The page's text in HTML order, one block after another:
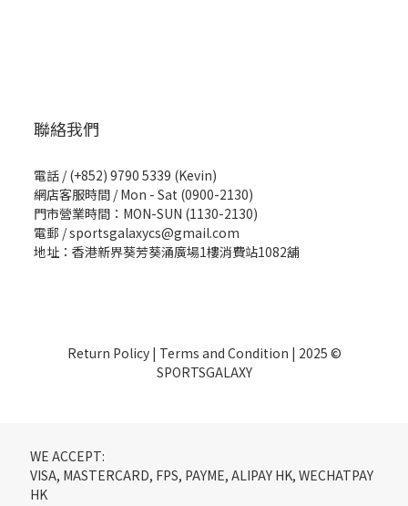
聯絡我們
電話 / (+852) 9790 5339 (Kevin)
網店客服時間 / Mon - Sat (0900-2130)
門市營業時間：MON-SUN (1130-2130)
電郵 / sportsgalaxycs@gmail.com
地址：香港新界葵芳葵涌廣場1樓消費站1082舖
Return Policy| Terms and Condition | 2025 ©
SPORTSGALAXY
WE ACCEPT:
VISA, MASTERCARD, FPS, PAYME, ALIPAY HK, WECHATPAY
HK